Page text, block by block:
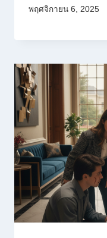
พฤศจิกายน 6, 2025